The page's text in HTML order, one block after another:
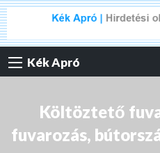
Kék Apró
Költöztető
fuvarozás,